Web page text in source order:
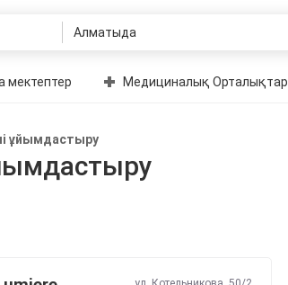
мектептер Медициналық Орталықтар
ұйымдастыру